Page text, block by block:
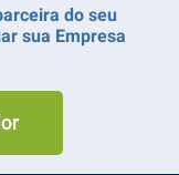
do seu
sua Empresa